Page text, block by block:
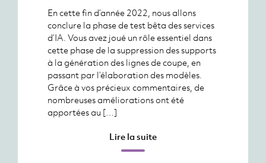
En cette fin d’année 2022, nous allons
conclure la phase de test bêta des services
d’IA. Vous avez joué un rôle essentiel dans
cette phase de la suppression des supports
à la génération des lignes de coupe, en
passant par l’élaboration des modèles.
Grâce à vos précieux commentaires, de
nombreuses améliorations ont été
apportées au […]
Lire la suite